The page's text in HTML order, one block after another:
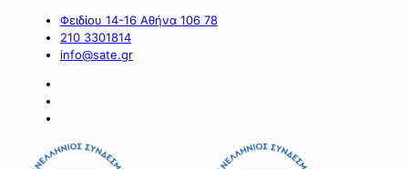
Φειδίου 14-16 Αθήνα 106 78
210 3301814
info@sate.gr